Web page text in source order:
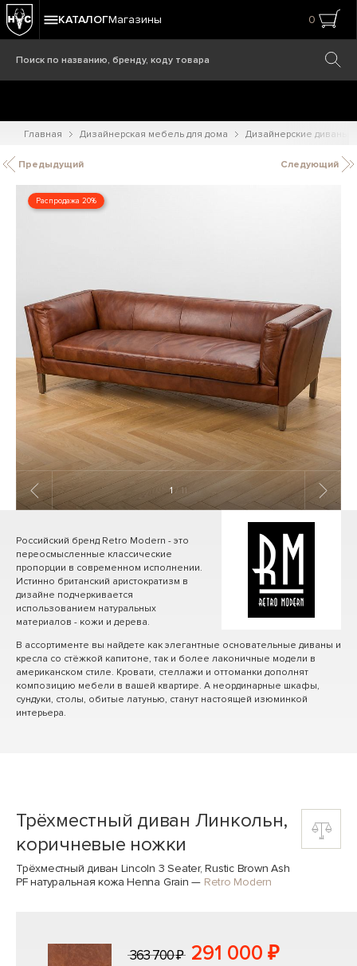
КАТАЛОГМагазины 0
Главная Дизайнерская мебель для дома Дизайнерские диваны
Предыдущий Следующий
Распродажа 20%
1 / 11
Российский бренд Retro Modern - это
переосмысленные классические
пропорции в современном исполнении.
Истинно британский аристократизм в
дизайне подчеркивается
использованием натуральных
материалов - кожи и дерева.
В ассортименте вы найдете как элегантные основательные диваны и
кресла со стёжкой капитоне, так и более лаконичные модели в
американском стиле. Кровати, стеллажи и оттоманки дополнят
композицию мебели в вашей квартире. А неординарные шкафы,
сундуки, столы, обитые латунью, станут настоящей изюминкой
интерьера.
Трёхместный диван Линкольн,
коричневые ножки
Трёхместный диван Lincoln 3 Seater, Rustic Brown Ash
PF натуральная кожа Henna Grain — Retro Modern
363 700 ₽ 291 000 ₽